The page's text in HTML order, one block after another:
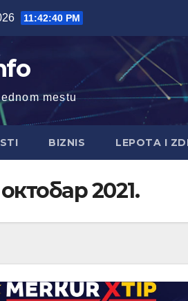
11:42:41 PM
mestu
BIZNIS LEPOTA I
октобар 2021.